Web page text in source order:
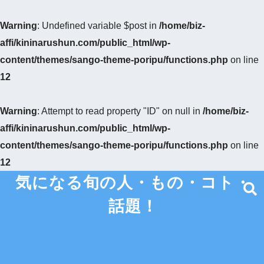
Warning: Undefined variable $post in /home/biz-
affi/kininarushun.com/public_html/wp-
content/themes/sango-theme-poripu/functions.php on line
12
Warning: Attempt to read property "ID" on null in /home/biz-
affi/kininarushun.com/public_html/wp-
content/themes/sango-theme-poripu/functions.php on line
12
気になる旬の人・もの・コト・
話題！